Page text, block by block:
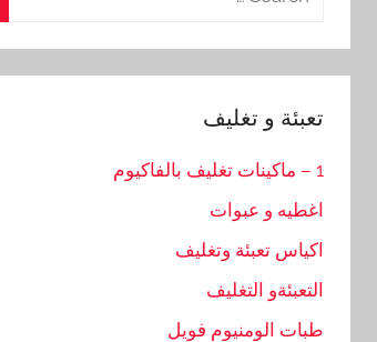
تعبئة و تغليف
1 – ماكينات تغليف بالفاكيوم
اغطيه و عبوات
اكياس تعبئة وتغليف
التعبئةو التغليف
طبات الومنيوم فويل